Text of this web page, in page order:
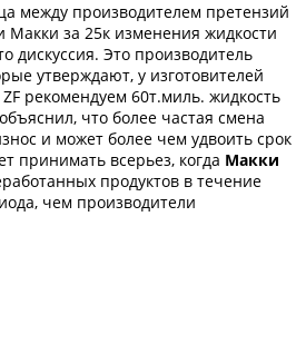
между производителем претензий
за 25к изменения жидкости
дискуссия. Это производитель
утверждают, у изготовителей
рекомендуем 60т.миль. жидкость
что более частая смена
и может более чем удвоить срок
принимать всерьез, когда Макки
продуктов в течение
чем производители